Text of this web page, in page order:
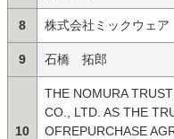
8 株式会社ミックウェア
9 石橋 拓郎
10
THE NOMURA
CO., LTD. AS THE
OFREPURCHASE